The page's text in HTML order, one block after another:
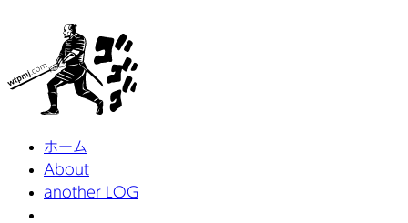
ホーム
About
another LOG